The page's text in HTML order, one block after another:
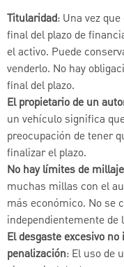
Titularidad: Una vez
final del plazo de
el activo. Puede
venderlo. No hay
final del plazo.
El propietario de un
un vehículo significa
preocupación de tener
finalizar el plazo.
No hay límites de millaje
muchas millas con el
más económico. No se
independientemente
El desgaste excesivo
penalización: El uso de